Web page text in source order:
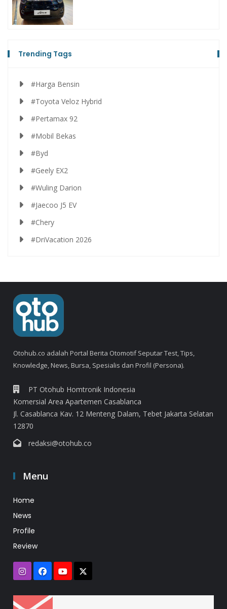
Trending Tags
#Harga Bensin
#Toyota Veloz Hybrid
#Pertamax 92
#Mobil Bekas
#Byd
#Geely EX2
#Wuling Darion
#Jaecoo J5 EV
#Chery
#DriVacation 2026
Otohub.co adalah Portal Berita Otomotif Seputar Test, Tips,
Knowledge, News, Bursa, Spesialis dan Profil (Persona).
PT Otohub Homtronik Indonesia
Komersial Area Apartemen Casablanca
Jl. Casablanca Kav. 12 Menteng Dalam, Tebet Jakarta Selatan
12870
redaksi@otohub.co
Menu
Home
News
Profile
Review